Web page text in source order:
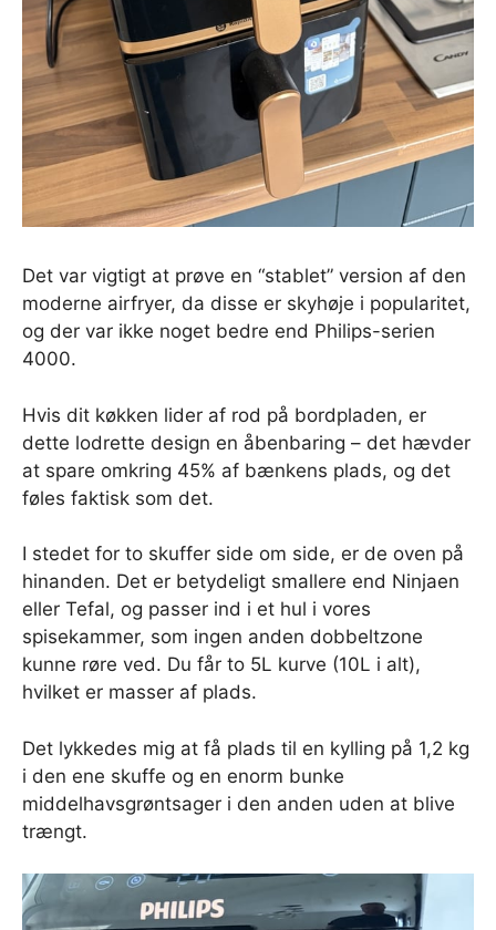
Det var vigtigt at prøve en “stablet” version af den
moderne airfryer, da disse er skyhøje i popularitet,
og der var ikke noget bedre end Philips-serien
4000.
Hvis dit køkken lider af rod på bordpladen, er
dette lodrette design en åbenbaring – det hævder
at spare omkring 45% af bænkens plads, og det
føles faktisk som det.
I stedet for to skuffer side om side, er de oven på
hinanden. Det er betydeligt smallere end Ninjaen
eller Tefal, og passer ind i et hul i vores
spisekammer, som ingen anden dobbeltzone
kunne røre ved. Du får to 5L kurve (10L i alt),
hvilket er masser af plads.
Det lykkedes mig at få plads til en kylling på 1,2 kg
i den ene skuffe og en enorm bunke
middelhavsgrøntsager i den anden uden at blive
trængt.